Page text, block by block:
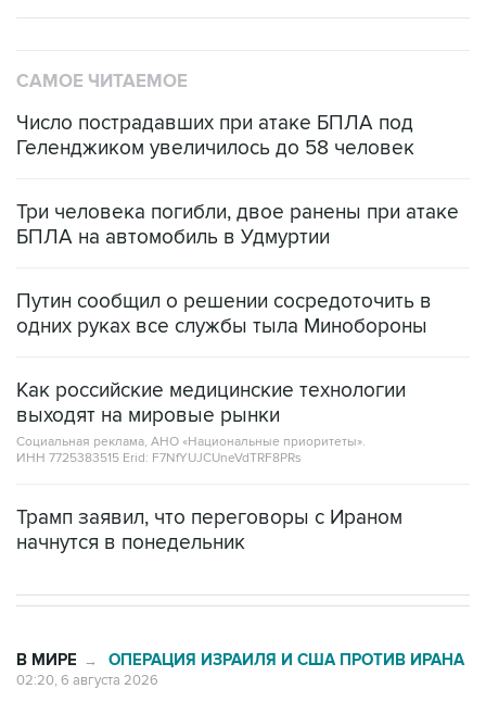
САМОЕ ЧИТАЕМОЕ
Число пострадавших при атаке БПЛА под
Геленджиком увеличилось до 58 человек
Три человека погибли, двое ранены при атаке
БПЛА на автомобиль в Удмуртии
Путин сообщил о решении сосредоточить в
одних руках все службы тыла Минобороны
Как российские медицинские технологии
выходят на мировые рынки
Социальная реклама, АНО «Национальные приоритеты».
ИНН 7725383515 Erid: F7NfYUJCUneVdTRF8PRs
Трамп заявил, что переговоры с Ираном
начнутся в понедельник
В МИРЕ → ОПЕРАЦИЯ ИЗРАИЛЯ И США ПРОТИВ ИРАНА
02:20, 6 августа 2026